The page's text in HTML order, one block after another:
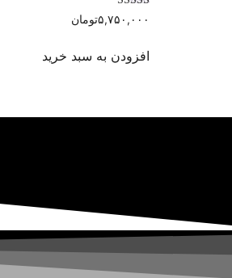
۵,۷۵۰,۰۰۰تومان
افزودن به سبد خرید